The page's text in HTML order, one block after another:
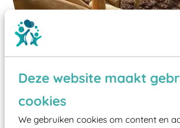
Deze website maakt
cookies
We gebruiken cookies om content en
Wist je dat: